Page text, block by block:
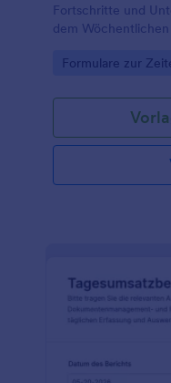
Fortschritte und
dem
Abstimmung,
Go to Category:
Formulare zur